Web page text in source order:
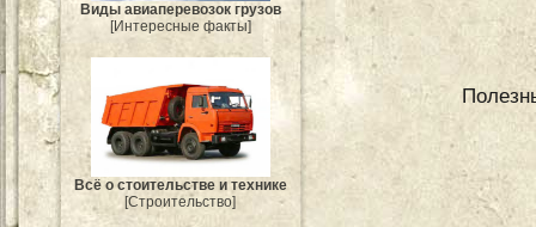
Виды авиаперевозок грузов
[Интересные факты]
Всё о стоительстве и технике
[Строительство]